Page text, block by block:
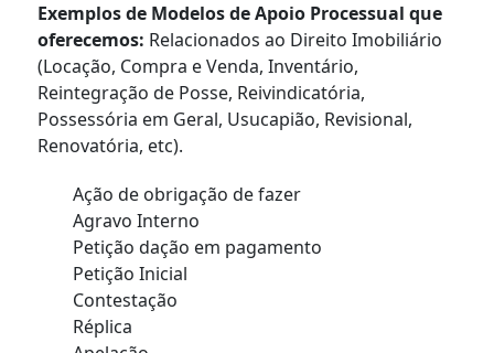
Exemplos de Modelos de Apoio Processual que
oferecemos: Relacionados ao Direito Imobiliário
(Locação, Compra e Venda, Inventário,
Reintegração de Posse, Reivindicatória,
Possessória em Geral, Usucapião, Revisional,
Renovatória, etc).
Ação de obrigação de fazer
Agravo Interno
Petição dação em pagamento
Petição Inicial
Contestação
Réplica